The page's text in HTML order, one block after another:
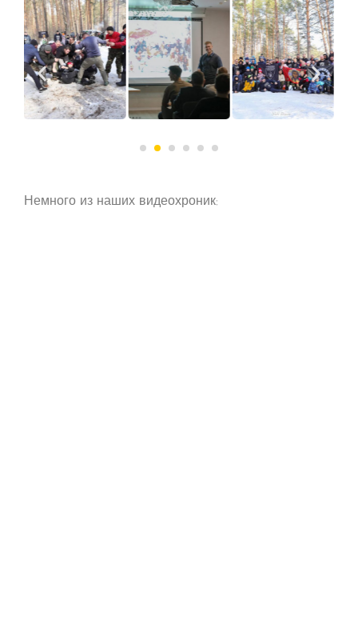
Немного из наших видеохроник: